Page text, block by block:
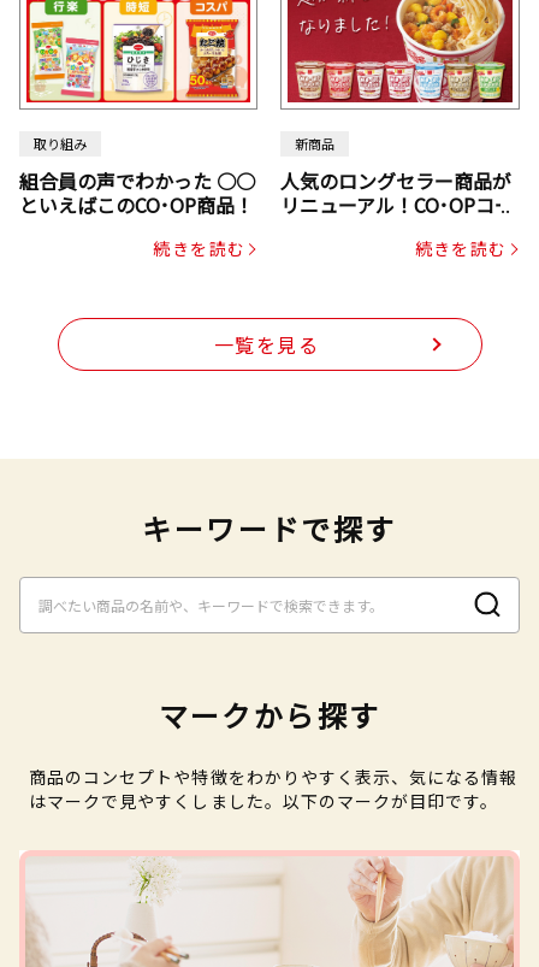
取り組み
組合員の声でわかった ○○
といえばこのCO･OP商品！
続きを読む
新商品
人気のロングセラー商品が
リニューアル！CO･OPコー
続きを読む
一覧を見る
キーワードで探す
マークから探す
商品のコンセプトや特徴をわかりやすく表示、気になる情報
はマークで見やすくしました。以下のマークが目印です。